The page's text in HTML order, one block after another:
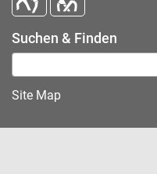
Suchen & Finden
Site Map